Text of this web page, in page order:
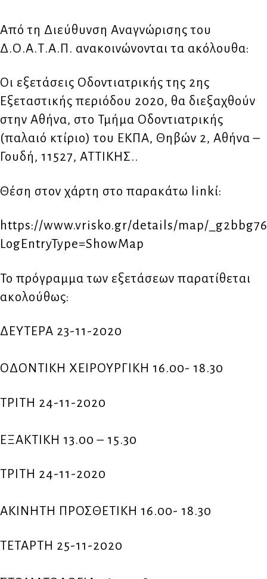
Από τη Διεύθυνση Αναγνώρισης του
Δ.Ο.Α.Τ.Α.Π. ανακοινώνονται τα ακόλουθα:
Οι εξετάσεις Οδοντιατρικής της 2ης
Εξεταστικής περιόδου 2020, θα διεξαχθούν
στην Αθήνα, στο Τμήμα Οδοντιατρικής
(παλαιό κτίριο) του ΕΚΠΑ, Θηβών 2, Αθήνα –
Γουδή, 11527, ΑΤΤΙΚΗΣ..
Θέση στον χάρτη στο παρακάτω linkί:
https://www.vrisko.gr/details/map/
LogEntryType=ShowMap
Το πρόγραμμα των εξετάσεων παρατίθεται
ακολούθως:
ΔΕΥΤΕΡΑ 23-11-2020
ΟΔΟΝΤΙΚΗ ΧΕΙΡΟΥΡΓΙΚΗ 16.00- 18.30
ΤΡΙΤΗ 24-11-2020
ΕΞΑΚΤΙΚΗ 13.00 – 15.30
ΤΡΙΤΗ 24-11-2020
ΑΚΙΝΗΤΗ ΠΡΟΣΘΕΤΙΚΗ 16.00- 18.30
ΤΕΤΑΡΤΗ 25-11-2020